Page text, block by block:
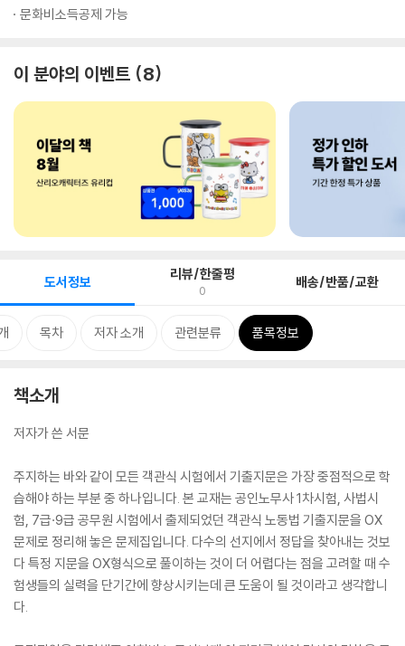
문화비소득공제 가능
이 분야의 이벤트 8
도서정보 리뷰/한줄평
0 배송/반품/교환
목차 저자 소개 관련분류 품목정보
책소개
저자가 쓴 서문
주지하는 바와 같이 모든 객관식 시험에서 기출지문은 가장 중점적으로 학
습해야 하는 부분 중 하나입니다. 본 교재는 공인노무사 1차시험, 사법시
험, 7급·9급 공무원 시험에서 출제되었던 객관식 노동법 기출지문을 OX
문제로 정리해 놓은 문제집입니다. 다수의 선지에서 정답을 찾아내는 것보
다 특정 지문을 OX형식으로 풀이하는 것이 더 어렵다는 점을 고려할 때 수
험생들의 실력을 단기간에 향상시키는데 큰 도움이 될 것이라고 생각합니
다.